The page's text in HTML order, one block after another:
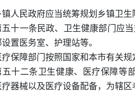
镇人民政府应当统筹规划乡镇卫
五十一条民政、卫生健康部门应
置医务室、护理站等。
疗保障部门按照国家和本市有关
五十二条卫生健康、医疗保障等
疗器械以及医疗设备配备，为辖